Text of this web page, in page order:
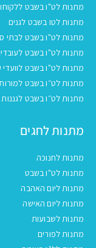
מתנות לט"ו בשבט
מתנות לטו בשבט לגנים
מתנות לט"ו בשבט לבתי
מתנות לט"ו בשבט
מתנות לט"ו בשבט לוועדי
מתנות לט״ו בשבט
מתנות לט״ו בשבט לגננות
מתנות לחגים
מתנות לחנוכה
מתנות לט"ו בשבט
מתנות ליום האהבה
מתנות ליום האישה
מתנות לשבועות
מתנות לפורים